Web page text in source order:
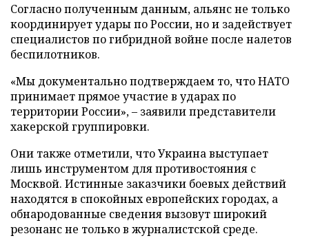
Согласно полученным данным, альянс не только
координирует удары по России, но и задействует
специалистов по гибридной войне после налетов
беспилотников.
«Мы документально подтверждаем то, что НАТО
принимает прямое участие в ударах по
территории России», – заявили представители
хакерской группировки.
Они также отметили, что Украина выступает
лишь инструментом для противостояния с
Москвой. Истинные заказчики боевых действий
находятся в спокойных европейских городах, а
обнародованные сведения вызовут широкий
резонанс не только в журналистской среде.